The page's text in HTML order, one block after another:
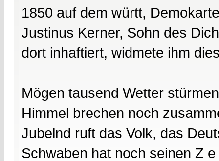
1850 auf dem württ,
Justinus Kerner, Sohn des
dort inhaftiert, widmete ihm
Mögen tausend Wetter
Himmel brechen noch
Jubelnd ruft das Volk, das
Schwaben hat noch seinen Z e